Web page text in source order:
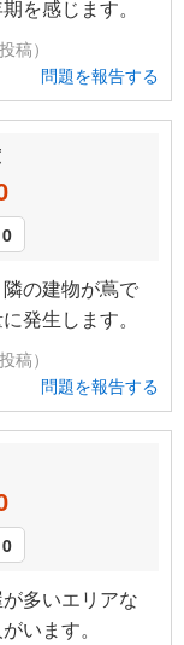
を感じます。
稿）
問題を報告する
0
の建物が蔦で
発生します。
稿）
問題を報告する
0
多いエリアな
います。